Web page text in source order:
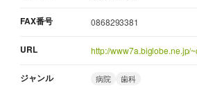
FAX番号 0868293381
URL http://www7a.biglobe.ne.jp/
ジャンル 病院 歯科